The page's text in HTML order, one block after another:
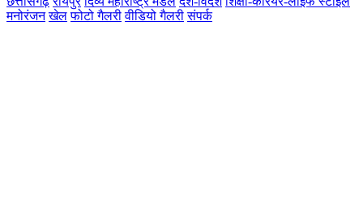
मनोरंजन खेल फोटो गैलरी वीडियो गैलरी संपर्क